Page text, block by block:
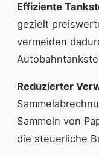
Effiziente
gezielt
vermeiden
Reduzierter
Sammeln von
die steuerliche